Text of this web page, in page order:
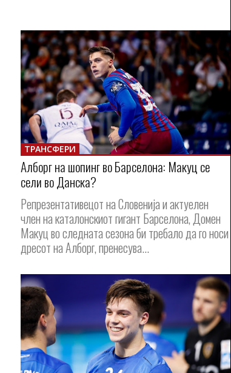
ТРАНСФЕРИ
Алборг на шопинг во Барселона: Макуц се
сели во Данска?
Репрезентативецот на Словенија и актуелен
член на каталонскиот гигант Барселона, Домен
Макуц во следната сезона би требало да го носи
дресот на Алборг, пренесува...